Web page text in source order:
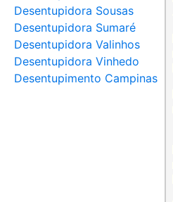
Desentupidora Sousas
Desentupidora Sumaré
Desentupidora Valinhos
Desentupidora Vinhedo
Desentupimento Campinas